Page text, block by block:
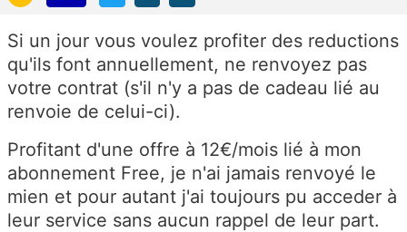
Si un jour vous voulez profiter des reductions
qu'ils font annuellement, ne renvoyez pas
votre contrat (s'il n'y a pas de cadeau lié au
renvoie de celui-ci).
Profitant d'une offre à 12€/mois lié à mon
abonnement Free, je n'ai jamais renvoyé le
mien et pour autant j'ai toujours pu acceder à
leur service sans aucun rappel de leur part.